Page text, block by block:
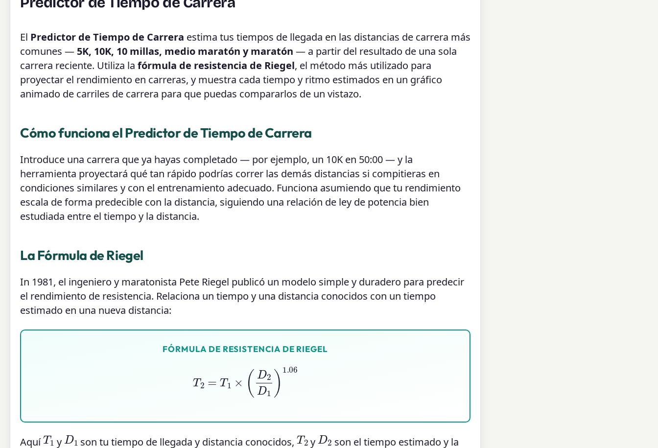
El Predictor de Tiempo de Carrera estima tus tiempos de llegada en las distancias de carrera más
comunes — 5K, 10K, 10 millas, medio maratón y maratón — a partir del resultado de una sola
carrera reciente. Utiliza la fórmula de resistencia de Riegel, el método más utilizado para
proyectar el rendimiento en carreras, y muestra cada tiempo y ritmo estimados en un gráfico
animado de carriles de carrera para que puedas compararlos de un vistazo.
Cómo funciona el Predictor de Tiempo de Carrera
Introduce una carrera que ya hayas completado — por ejemplo, un 10K en 50:00 — y la
herramienta proyectará qué tan rápido podrías correr las demás distancias si compitieras en
condiciones similares y con el entrenamiento adecuado. Funciona asumiendo que tu rendimiento
escala de forma predecible con la distancia, siguiendo una relación de ley de potencia bien
estudiada entre el tiempo y la distancia.
La Fórmula de Riegel
In 1981, el ingeniero y maratonista Pete Riegel publicó un modelo simple y duradero para predecir
el rendimiento de resistencia. Relaciona un tiempo y una distancia conocidos con un tiempo
estimado en una nueva distancia:
FÓRMULA DE RESISTENCIA DE RIEGEL
2D1 1.06
AquíT1 y D1 son tu tiempo de llegada y distancia conocidos,T2 yD2 son el tiempo estimado y la